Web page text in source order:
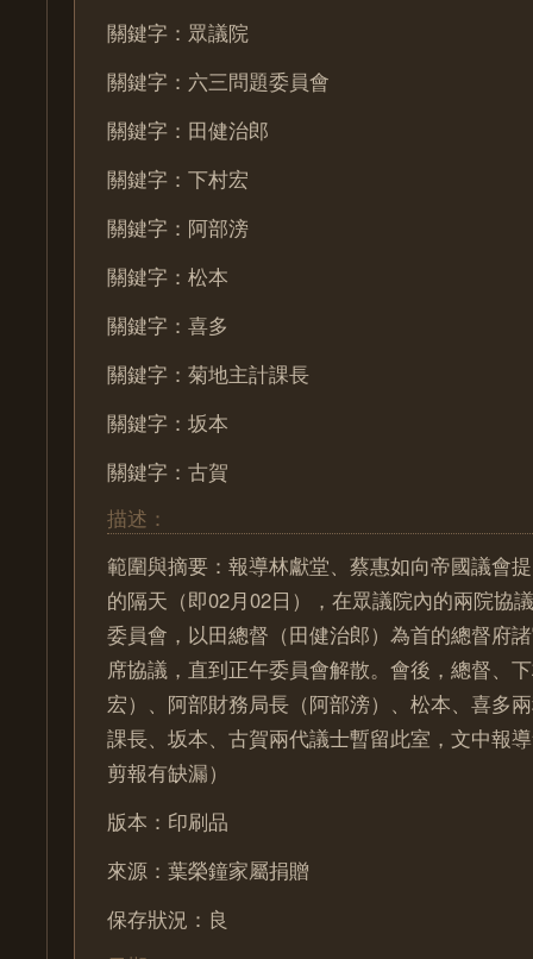
關鍵字：眾議院
關鍵字：六三問題委員會
關鍵字：田健治郎
關鍵字：下村宏
關鍵字：阿部滂
關鍵字：松本
關鍵字：喜多
關鍵字：菊地主計課長
關鍵字：坂本
關鍵字：古賀
描述：
範圍與摘要：報導林獻堂、蔡惠如向帝國議會
的隔天（即02月02日），在眾議院內的兩院協
委員會，以田總督（田健治郎）為首的總督府
席協議，直到正午委員會解散。會後，總督、
宏）、阿部財務局長（阿部滂）、松本、喜多
課長、坂本、古賀兩代議士暫留此室，文中報
剪報有缺漏）
版本：印刷品
來源：葉榮鐘家屬捐贈
保存狀況：良